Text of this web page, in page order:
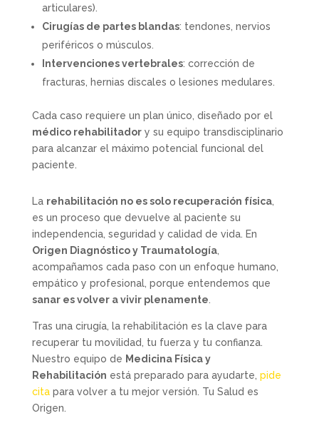
articulares).
Cirugías de partes blandas: tendones, nervios
periféricos o músculos.
Intervenciones vertebrales: corrección de
fracturas, hernias discales o lesiones medulares.
Cada caso requiere un plan único, diseñado por el
médico rehabilitadory su equipo transdisciplinario
para alcanzar el máximo potencial funcional del
paciente.
La rehabilitación no es solo recuperación física,
es un proceso que devuelve al paciente su
independencia, seguridad y calidad de vida. En
Origen Diagnóstico y Traumatología,
acompañamos cada paso con un enfoque humano,
empático y profesional, porque entendemos que
sanar es volver a vivir plenamente
Tras una cirugía, la rehabilitación es la clave para
recuperar tu movilidad, tu fuerza y tu confianza.
Nuestro equipo de Medicina Física y
Rehabilitación está preparado para ayudarte, pide
citapara volver a tu mejor versión. Tu Salud es
Origen.